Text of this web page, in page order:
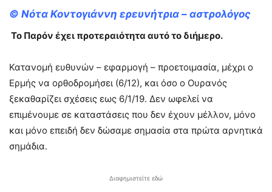
© Νότα Κοντογιάννη ερευνήτρια – αστρολόγος
Το Παρόν έχει προτεραιότητα αυτό το διήμερο.
Κατανομή ευθυνών – εφαρμογή – προετοιμασία, μέχρι ο
Ερμής να ορθοδρομήσει (6/12), και όσο ο Ουρανός
ξεκαθαρίζει σχέσεις εως 6/1/19. Δεν ωφελεί να
επιμένουμε σε καταστάσεις που δεν έχουν μέλλον, μόνο
και μόνο επειδή δεν δώσαμε σημασία στα πρώτα αρνητικά
σημάδια.
Διαφημιστείτε εδώ